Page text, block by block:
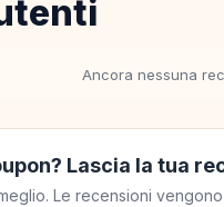
Ancora nessuna
Lascia la tua
Le recensioni